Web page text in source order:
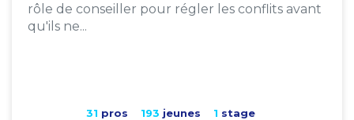
rôle de conseiller pour régler les conflits avant
qu'ils ne...
31 pros 193 jeunes 1 stage